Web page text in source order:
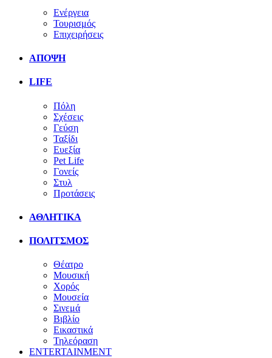
Ενέργεια
Τουρισμός
Επιχειρήσεις
ΑΠΟΨΗ
LIFE
Πόλη
Σχέσεις
Γεύση
Ταξίδι
Ευεξία
Pet Life
Γονείς
Στυλ
Προτάσεις
ΑΘΛΗΤΙΚΑ
ΠΟΛΙΤΣΜΟΣ
Θέατρο
Μουσική
Χορός
Μουσεία
Σινεμά
Βιβλίο
Εικαστικά
Τηλεόραση
ENTERTAINMENT